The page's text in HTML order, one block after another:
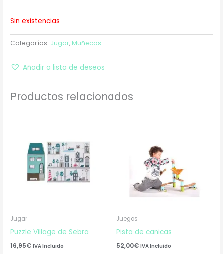
Sin existencias
Categorías: Jugar, Muñecos
Añadir a lista de deseos
Productos relacionados
Jugar
Puzzle Village de Sebra
16,95€ IVA Incluido
Juegos
Pista de canicas
52,00€ IVA Incluido